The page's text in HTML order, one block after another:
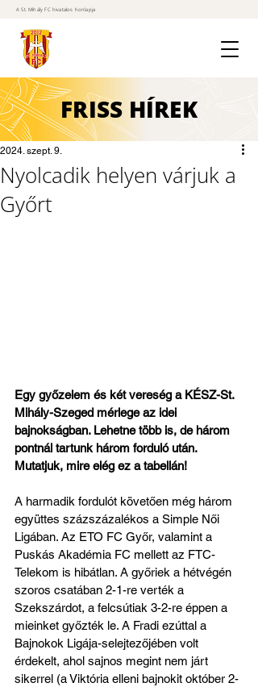
A St. Mihály FC hivatalos honlapja
FRISS HÍREK
Nyolcadik helyen várjuk a
Győrt
2024. szept. 9.
Egy győzelem és két vereség a KÉSZ-St.
Mihály-Szeged mérlege az idei
bajnokságban. Lehetne több is, de három
pontnál tartunk három forduló után.
Mutatjuk, mire elég ez a tabellán!
A harmadik fordulót követően még három
együttes százszázalékos a Simple Női
Ligában. Az ETO FC Győr, valamint a
Puskás Akadémia FC mellett az FTC-
Telekom is hibátlan. A győriek a hétvégén
szoros csatában 2-1-re verték a
Szekszárdot, a felcsútiak 3-2-re éppen a
mieinket győzték le. A Fradi ezúttal a
Bajnokok Ligája-selejtezőjében volt
érdekelt, ahol sajnos megint nem járt
sikerrel (a Viktória elleni bajnokit október 2-